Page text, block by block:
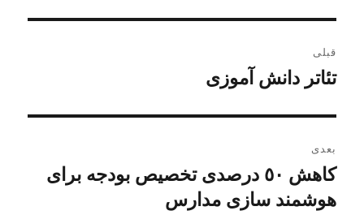
نوشته
قبلی
نوشته
تئاتر دانش آموزی
بعدی
نوشته
بعدی:
کاهش ٥٠ درصدی تخصیص بودجه برای
هوشمند سازی مدارس